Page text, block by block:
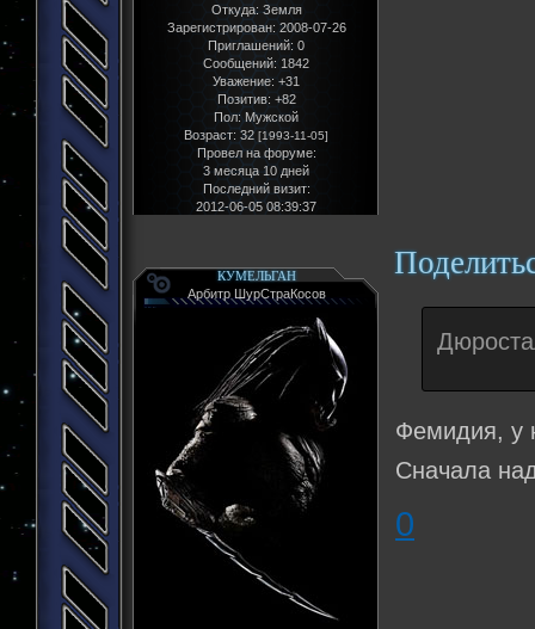
Откуда: Земля
Зарегистрирован: 2008-07-26
Приглашений: 0
Сообщений: 1842
Уважение: +31
Позитив: +82
Пол: Мужской
Возраст: 32 [1993-11-05]
Провел на форуме:
3 месяца 10 дней
Последний визит:
2012-06-05 08:39:37
КУМЕЛЬГАН
Арбитр ШурСтраКосов
Фемидия, у
Сначала
0